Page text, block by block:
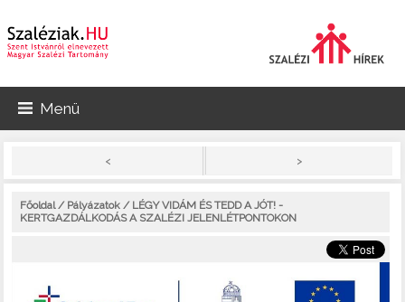
Menü
< >
Főoldal/ Pályázatok / LÉGY VIDÁM ÉS TEDD A JÓT! -
KERTGAZDÁLKODÁS A SZALÉZI JELENLÉTPONTOKON